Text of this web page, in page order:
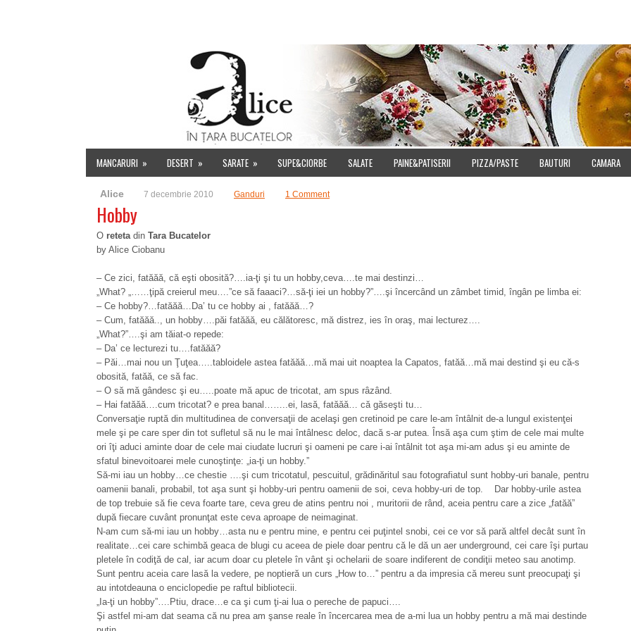
MANCARURI » DESERT » SARATE » SUPE&CIORBE SALATE PAINE&PATISERII PIZZA/PASTE BAUTURI CAMARA
Alice 7 decembrie 2010 Ganduri 1 Comment
Hobby
O retetadin Tara Bucatelor
by Alice Ciobanu
– Ce zici, fatăăă, că eşti obosită?….ia-ţi şi tu un hobby,ceva….te mai destinzi…
„What? „……ţipă creierul meu….”ce să faaaci?…să-ţi iei un hobby?”….şi încercând un zâmbet timid, îngân pe limba ei:
– Ce hobby?…fatăăă…Da’ tu ce hobby ai , fatăăă…?
– Cum, fatăăă.., un hobby….păi fatăăă, eu călătoresc, mă distrez, ies în oraş, mai lecturez….
„What?”….şi am tăiat-o repede:
– Da’ ce lecturezi tu….fatăăă?
– Păi…mai nou un Ţuţea…..tabloidele astea fatăăă…mă mai uit noaptea la Capatos, fatăă…mă mai destind şi eu că-s
obosită, fatăă, ce să fac.
– O să mă gândesc şi eu…..poate mă apuc de tricotat, am spus râzând.
– Hai fatăăă….cum tricotat? e prea banal……..ei, lasă, fatăăă… că găseşti tu…
Conversaţie ruptă din multitudinea de conversaţii de acelaşi gen cretinoid pe care le-am întâlnit de-a lungul existenţei
mele şi pe care sper din tot sufletul să nu le mai întâlnesc deloc, dacă s-ar putea. Însă aşa cum ştim de cele mai multe
ori îţi aduci aminte doar de cele mai ciudate lucruri şi oameni pe care i-ai întâlnit tot aşa mi-am adus şi eu aminte de
sfatul binevoitoarei mele cunoştinţe: „ia-ţi un hobby.”
Să-mi iau un hobby…ce chestie ….şi cum tricotatul, pescuitul, grădinăritul sau fotografiatul sunt hobby-uri banale, pentru
oamenii banali, probabil, tot aşa sunt şi hobby-uri pentru oamenii de soi, ceva hobby-uri de top. Dar hobby-urile astea
de top trebuie să fie ceva foarte tare, ceva greu de atins pentru noi , muritorii de rând, aceia pentru care a zice „fatăă”
după fiecare cuvânt pronunţat este ceva aproape de neimaginat.
N-am cum să-mi iau un hobby…asta nu e pentru mine, e pentru cei puţintel snobi, cei ce vor să pară altfel decât sunt în
realitate…cei care schimbă geaca de blugi cu aceea de piele doar pentru că le dă un aer underground, cei care îşi purtau
pletele în codiţă de cal, iar acum doar cu pletele în vânt şi ochelarii de soare indiferent de condiţii meteo sau anotimp.
Sunt pentru aceia care lasă la vedere, pe noptieră un curs „How to…” pentru a da impresia că mereu sunt preocupaţi şi
au intotdeauna o enciclopedie pe raftul bibliotecii.
„Ia-ţi un hobby”….Ptiu, drace…e ca şi cum ţi-ai lua o pereche de papuci….
Şi astfel mi-am dat seama că nu prea am şanse reale în încercarea mea de a-mi lua un hobby pentru a mă mai destinde